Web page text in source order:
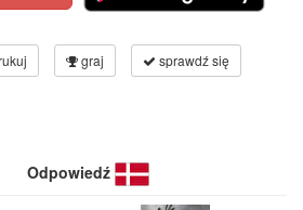
graj sprawdź się
Odpowiedź